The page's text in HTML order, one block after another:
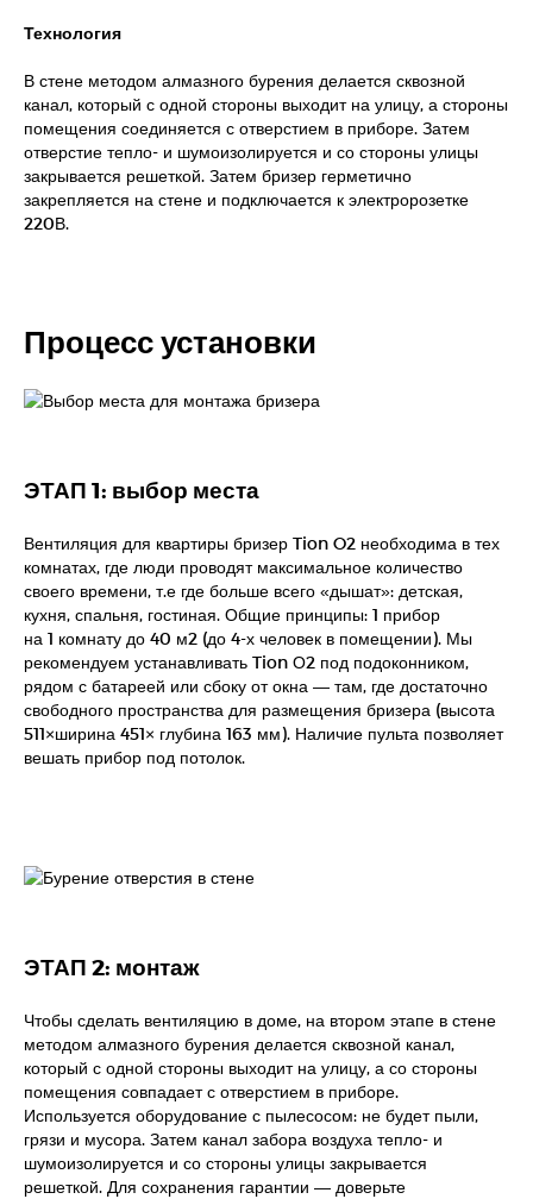
Технология
В стене методом алмазного бурения делается сквозной
канал, который с одной стороны выходит на улицу, а стороны
помещения соединяется с отверстием в приборе. Затем
отверстие тепло- и шумоизолируется и со стороны улицы
закрывается решеткой. Затем бризер герметично
закрепляется на стене и подключается к электророзетке
220В.
Процесс установки
ЭТАП 1: выбор места
Вентиляция для квартиры бризер Tion O2 необходима в тех
комнатах, где люди проводят максимальное количество
своего времени, т.е где больше всего «дышат»: детская,
кухня, спальня, гостиная. Общие принципы: 1 прибор
на 1 комнату до 40 м2 (до 4-х человек в помещении). Мы
рекомендуем устанавливать Tion О2 под подоконником,
рядом с батареей или сбоку от окна — там, где достаточно
свободного пространства для размещения бризера (высота
511×ширина 451× глубина 163 мм). Наличие пульта позволяет
вешать прибор под потолок.
ЭТАП 2: монтаж
Чтобы сделать вентиляцию в доме, на втором этапе в стене
методом алмазного бурения делается сквозной канал,
который с одной стороны выходит на улицу, а со стороны
помещения совпадает с отверстием в приборе.
Используется оборудование с пылесосом: не будет пыли,
грязи и мусора. Затем канал забора воздуха тепло- и
шумоизолируется и со стороны улицы закрывается
решеткой. Для сохранения гарантии — доверьте